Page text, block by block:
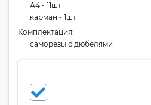
А4 - 11шт
карман - 1шт
Комплектация:
cаморезы с дюбелями